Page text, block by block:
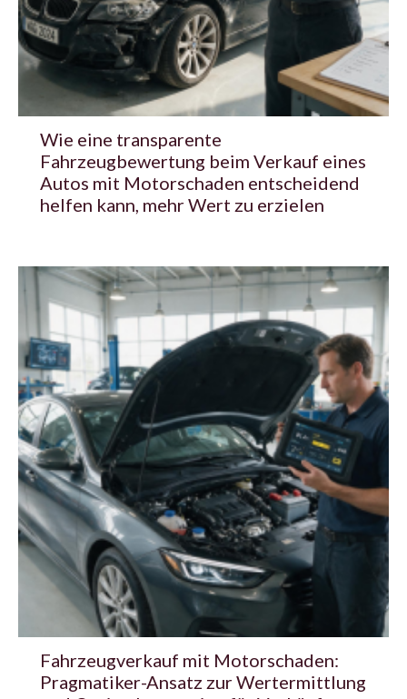
Wie eine transparente
Fahrzeugbewertung beim Verkauf eines
Autos mit Motorschaden entscheidend
helfen kann, mehr Wert zu erzielen
Fahrzeugverkauf mit Motorschaden:
Pragmatiker-Ansatz zur Wertermittlung